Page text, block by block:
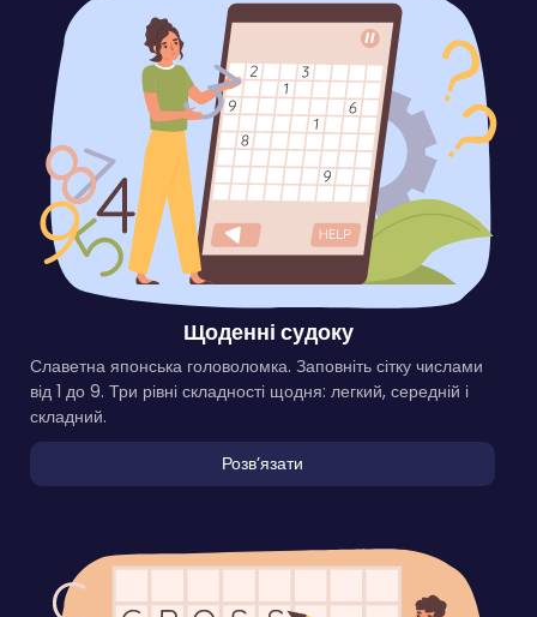
Щоденні судоку
Славетна японська головоломка. Заповніть сітку числами
від 1 до 9. Три рівні складності щодня: легкий, середній і
складний.
Розвʼязати